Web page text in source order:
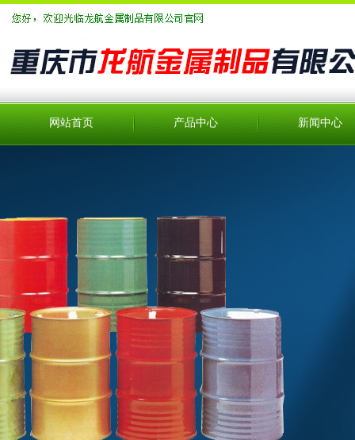
网站首页 产品中心 新闻中心